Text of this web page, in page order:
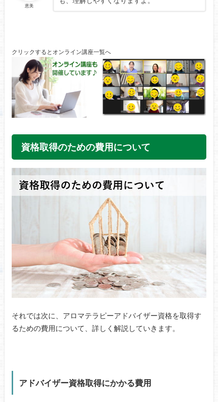
恵美
クリックするとオンライン講座一覧へ
資格取得のための費用について
それでは次に、アロマテラピーアドバイザー資格を取得す
るための費用について、詳しく解説していきます。
アドバイザー資格取得にかかる費用